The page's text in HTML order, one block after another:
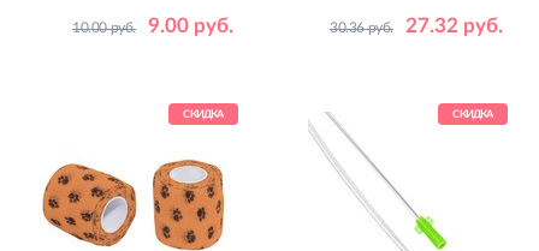
9.00 руб.
10.00 руб. 27.32 руб.
30.36 руб.
СКИДКА СКИДКА